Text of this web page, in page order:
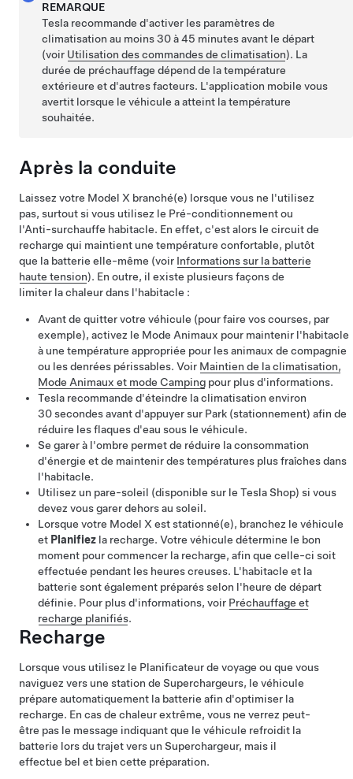
REMARQUE
Tesla recommande d'activer les paramètres de
climatisation au moins 30 à 45 minutes avant le départ
(voir Utilisation des commandes de climatisation). La
durée de préchauffage dépend de la température
extérieure et d'autres facteurs. L'application mobile vous
avertit lorsque le véhicule a atteint la température
souhaitée.
Après la conduite
Laissez votre Model X branché(e) lorsque vous ne l'utilisez
pas, surtout si vous utilisez le Pré-conditionnement ou
l'Anti-surchauffe habitacle. En effet, c'est alors le circuit de
recharge qui maintient une température confortable, plutôt
que la batterie elle-même (voir Informations sur la batterie
haute tension). En outre, il existe plusieurs façons de
limiter la chaleur dans l'habitacle :
Avant de quitter votre véhicule (pour faire vos courses, par
exemple), activez le Mode Animaux pour maintenir l'habitacle
à une température appropriée pour les animaux de compagnie
ou les denrées périssables. Voir Maintien de la climatisation,
Mode Animaux et mode Camping pour plus d'informations.
Tesla recommande d'éteindre la climatisation environ
30 secondes avant d'appuyer sur Park (stationnement) afin de
réduire les flaques d'eau sous le véhicule.
Se garer à l'ombre permet de réduire la consommation
d'énergie et de maintenir des températures plus fraîches dans
l'habitacle.
Utilisez un pare-soleil (disponible sur le Tesla Shop) si vous
devez vous garer dehors au soleil.
Lorsque votre Model X est stationné(e), branchez le véhicule
et Planifiez la recharge. Votre véhicule détermine le bon
moment pour commencer la recharge, afin que celle-ci soit
effectuée pendant les heures creuses. L'habitacle et la
batterie sont également préparés selon l'heure de départ
définie. Pour plus d'informations, voir Préchauffage et
recharge planifiés.
Recharge
Lorsque vous utilisez le Planificateur de voyage ou que vous
naviguez vers une station de Superchargeurs, le véhicule
prépare automatiquement la batterie afin d'optimiser la
recharge. En cas de chaleur extrême, vous ne verrez peut-
être pas le message indiquant que le véhicule refroidit la
batterie lors du trajet vers un Superchargeur, mais il
effectue bel et bien cette préparation.